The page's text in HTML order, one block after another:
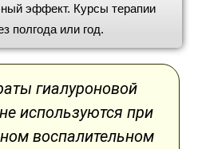
эффект. Курсы терапии
полгода или год.
гиалуроновой
используются при
воспалительном